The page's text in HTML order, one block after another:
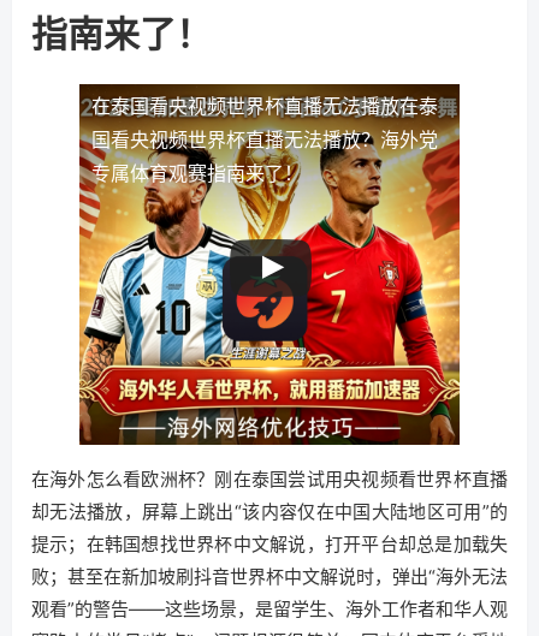
指南来了！
在泰国看央视频世界杯直播无法播放在泰
国看央视频世界杯直播无法播放？海外党
专属体育观赛指南来了！
在海外怎么看欧洲杯？刚在泰国尝试用央视频看世界杯直播
却无法播放，屏幕上跳出“该内容仅在中国大陆地区可用”的
提示；在韩国想找世界杯中文解说，打开平台却总是加载失
败；甚至在新加坡刷抖音世界杯中文解说时，弹出“海外无法
观看”的警告——这些场景，是留学生、海外工作者和华人观